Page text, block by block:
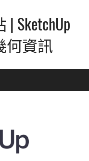
| SketchUp
何資訊